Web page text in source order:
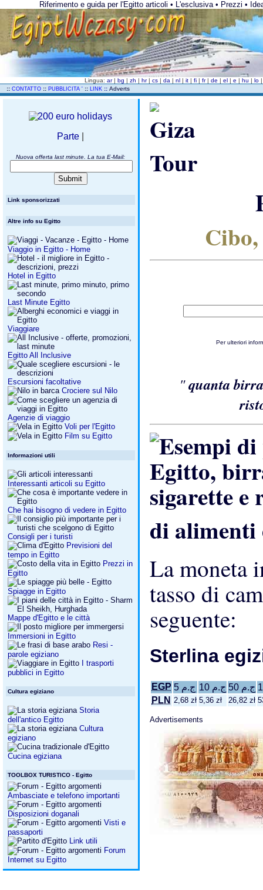
Riferimento e guida per l'Egitto articoli • L'esclusiva • Prezzi •
Lingua:ar |bg |zh |hr |cs |da |nl |it |fi |fr |de |el |e |hu |lo
:: CONTATTO :: PUBBLICITA ' :: LINK :: Adverts
Parte
Nuova offerta last minute. La tua E-Mail:
Link sponsorizzati
Altre info su Egitto
Viaggio in Egitto - Home
Hotel in Egitto
Last Minute Egitto
Viaggiare
Egitto All Inclusive
Escursioni facoltative
Crociere sul Nilo
Agenzie di viaggio
Voli per l'Egitto
Film su Egitto
Informazioni utili
Interessanti articoli su Egitto
Che hai bisogno di vedere in Egitto
Consigli per i turisti
Previsioni del
tempo in Egitto
Prezzi in
Egitto
Spiagge in Egitto
Mappe d'Egitto e le città
Immersioni in Egitto
Resi -
parole egiziano
I trasporti
pubblici in Egitto
Cultura egiziano
Storia
dell'antico Egitto
Cultura
egiziano
Cucina egiziana
TOOLBOX TURISTICO - Egitto
Ambasciate e telefono importanti
Disposizioni doganali
Visti e
passaporti
Link utili
Forum
Internet su Egitto
Per ulteriori
"quanta
di alimenti
La moneta
tasso di
seguente:
Sterlina
EGP ج.م 5 ج.م 10
ج.م 50
PLN 2,68 zł 5,36 zł 26,82 zł
Advertisements